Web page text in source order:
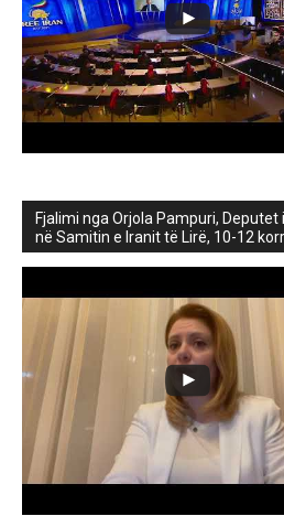
Fjalimi nga Orjola Pampuri,
në Samitin e Iranit të Lirë, 10-12